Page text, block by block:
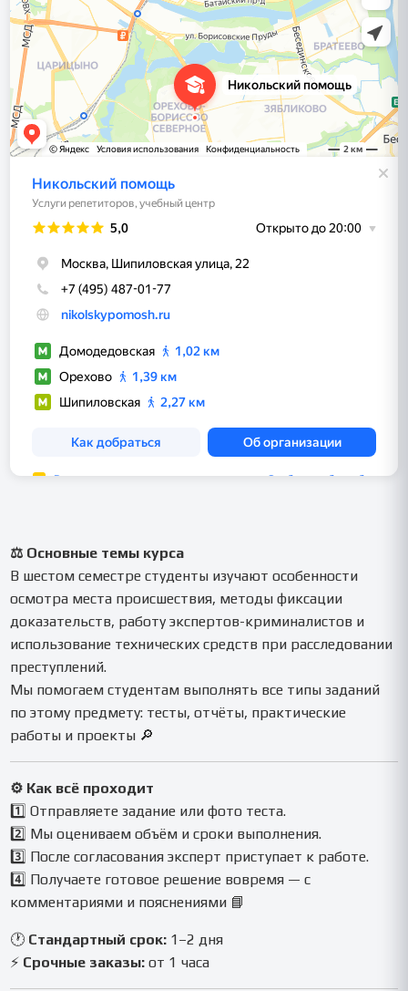
⚖️ Основные темы курса
В шестом семестре студенты изучают особенности
осмотра места происшествия, методы фиксации
доказательств, работу экспертов-криминалистов и
использование технических средств при расследовании
преступлений.
Мы помогаем студентам выполнять все типы заданий
по этому предмету: тесты, отчёты, практические
работы и проекты 🔎
⚙️ Как всё проходит
1️⃣ Отправляете задание или фото теста.
2️⃣ Мы оцениваем объём и сроки выполнения.
3️⃣ После согласования эксперт приступает к работе.
4️⃣ Получаете готовое решение вовремя — с
комментариями и пояснениями 📘
🕐 Стандартный срок: 1–2 дня
⚡ Срочные заказы: от 1 часа